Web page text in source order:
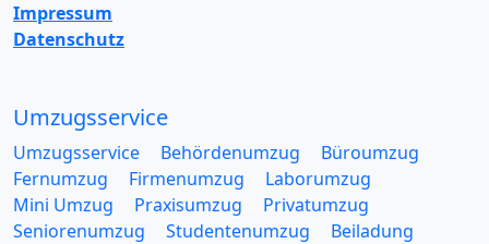
Impressum
Datenschutz
Umzugsservice
Umzugsservice Behördenumzug
Büroumzug
Fernumzug
Firmenumzug
Laborumzug
Mini Umzug
Praxisumzug
Privatumzug
Seniorenumzug
Studentenumzug
Beiladung